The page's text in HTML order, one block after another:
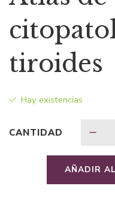
original
era:
$30,57.
tiroides
Hay existencias
CANTIDAD
AÑADIR